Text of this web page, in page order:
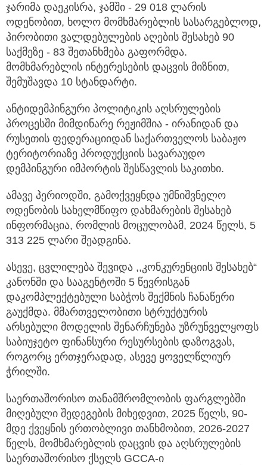
ჯარიმა დაეკისრა, ჯამში - 29 018 ლარის
ოდენობით, ხოლო მომხმარებლის სასარგებლოდ,
პირობითი ვალდებულების აღების შესახებ 90
საქმეზე - 83 შეთანხმება გაფორმდა.
მომხმარებლის ინტერესების დაცვის მიზნით,
შემუშავდა 10 სტანდარტი.
ანტიდემპინგური პოლიტიკის აღსრულების
პროცესში მიმდინარე რეჟიმშია - ირანიდან და
რუსეთის ფედერაციიდან საქართველოს საბაჟო
ტერიტორიაზე პროდუქციის სავარაუდო
დემპინგური იმპორტის შესწავლის საკითხი.
ამავე პერიოდში, გამოქვეყნდა უმნიშვნელო
ოდენობის სახელმწიფო დახმარების შესახებ
ინფორმაცია, რომლის მოცულობამ, 2024 წელს, 5
313 225 ლარი შეადგინა.
ასევე, ცვლილება შევიდა ,,კონკურენციის შესახებ“
კანონში და სააგენტოში 5 წევრისგან
დაკომპლექტებული საბჭოს შექმნის ჩანაწერი
გაუქმდა. მმართველობითი სტრუქტურის
არსებული მოდელის შენარჩუნება უზრუნველყოფს
საბიუჯეტო ფინანსური რესურსების დაზოგვას,
როგორც ერთჯერადად, ასევე ყოველწლიურ
ჭრილში.
საერთაშორისო თანამშრომლობის ფარგლებში
მიღებული შედეგების მიხედვით, 2025 წელს, 90-
მდე ქვეყნის ერთობლივი თანხმობით, 2026-2027
წელს, მომხმარებლის დაცვის და აღსრულების
საერთაშორისო ქსელს GCCA-ი